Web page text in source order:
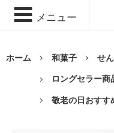
メニュー
ホーム 和菓子 せ
ロングセラー商
敬老の日おすす